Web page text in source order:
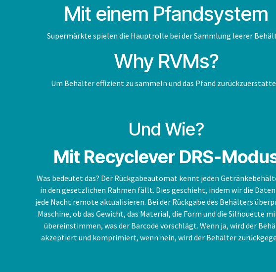
Mit einem Pfandsystem
Supermärkte spielen die Hauptrolle bei der Sammlung leerer
Why RVMs?
Um Behälter effizient zu sammeln und das Pfand
Und Wie?
Mit Recyclever DRS-
Was bedeutet das? Der Rückgabeautomat kennt jeden
in den gesetzlichen Rahmen fällt. Dies geschieht, indem wir die
jede Nacht remote aktualisieren. Bei der Rückgabe des Behälters
Maschine, ob das Gewicht, das Material, die Form und die Silhouette
übereinstimmen, was der Barcode vorschlägt. Wenn ja, wird der
akzeptiert und komprimiert, wenn nein, wird der Behälter